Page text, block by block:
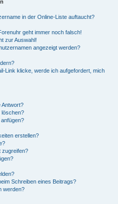
in der Online-Liste auftaucht?
geht immer noch falsch!
zur Auswahl!
angezeigt werden?
Link klicke, werde ich aufgefordert, mich
Antwort?
löschen?
erstellen?
zugreifen?
Schreiben eines Beitrags?
werden?